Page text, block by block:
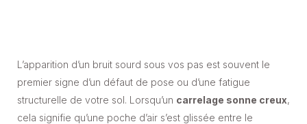
L’apparition d’un bruit sourd sous vos pas est souvent le
premier signe d’un défaut de pose ou d’une fatigue
structurelle de votre sol. Lorsqu’un carrelage sonne creux,
cela signifie qu’une poche d’air s’est glissée entre le